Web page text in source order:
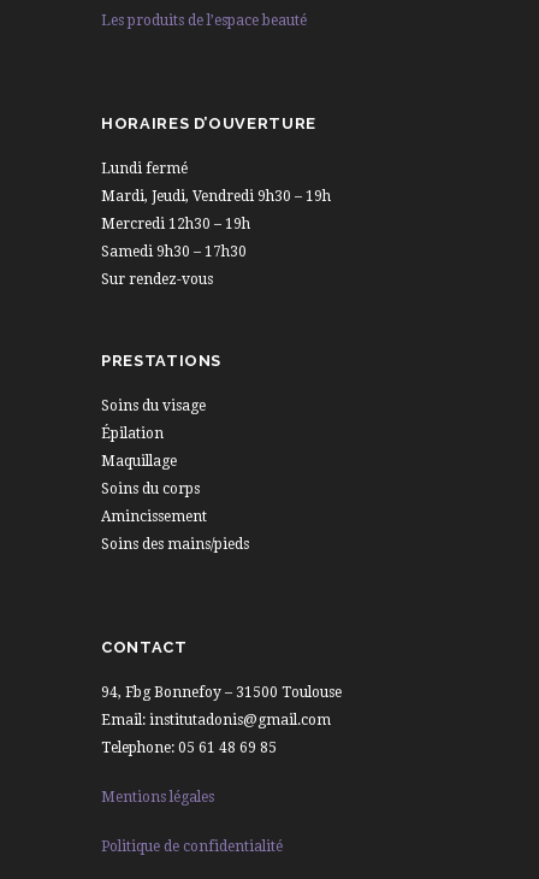
Les produits de l’espace beauté
HORAIRES D’OUVERTURE
Lundi fermé
Mardi, Jeudi, Vendredi 9h30 – 19h
Mercredi 12h30 – 19h
Samedi 9h30 – 17h30
Sur rendez-vous
PRESTATIONS
Soins du visage
Épilation
Maquillage
Soins du corps
Amincissement
Soins des mains/pieds
CONTACT
94, Fbg Bonnefoy – 31500 Toulouse
Email: institutadonis@gmail.com
Telephone: 05 61 48 69 85
Mentions légales
Politique de confidentialité